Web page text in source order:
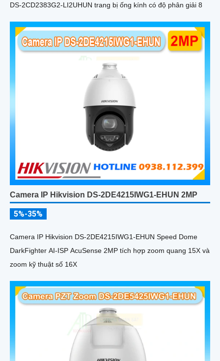
DS-2CD2383G2-LI2UHUN trang bị ống kính có độ phân giải 8
Camera IP Hikvision DS-2DE4215IWG1-EHUN 2MP
5%-35%
Camera IP Hikvision DS-2DE4215IWG1-EHUN Speed Dome
DarkFighter AI-ISP AcuSense 2MP tích hợp zoom quang 15X và
zoom kỹ thuật số 16X